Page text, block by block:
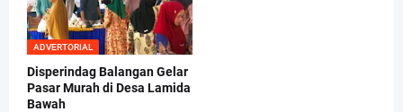
ADVERTORIAL
Disperindag Balangan Gelar
Pasar Murah di Desa Lamida
Bawah